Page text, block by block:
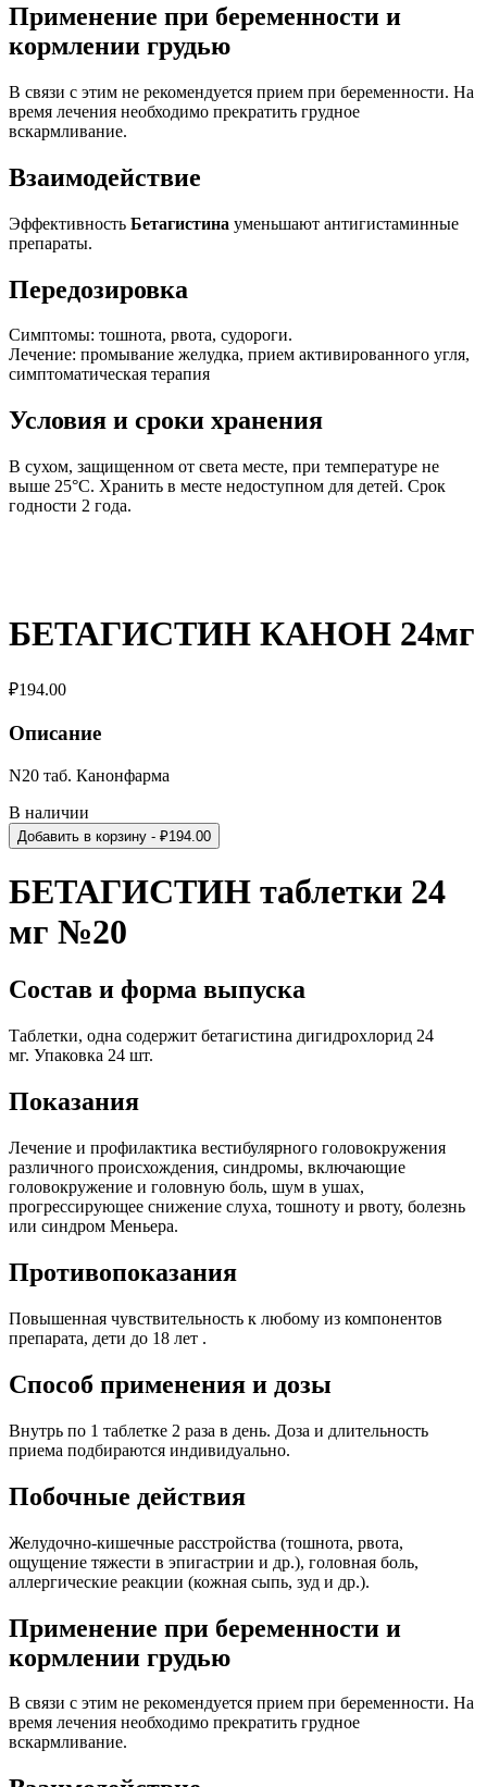
Применение при беременности и
кормлении грудью
В связи с этим не рекомендуется прием при беременности. На
время лечения необходимо прекратить грудное
вскармливание.
Взаимодействие
Эффективность Бетагистина уменьшают антигистаминные
препараты.
Передозировка
Симптомы: тошнота, рвота, судороги.
Лечение: промывание желудка, прием активированного угля,
симптоматическая терапия
Условия и сроки хранения
В сухом, защищенном от света месте, при температуре не
выше 25°С. Хранить в месте недоступном для детей. Срок
годности 2 года.
БЕТАГИСТИН КАНОН 24мг
₽194.00
Описание
N20 таб. Канонфарма
В наличии
Добавить в корзину - ₽194.00
БЕТАГИСТИН таблетки 24
мг №20
Состав и форма выпуска
Таблетки, одна содержит бетагистина дигидрохлорид 24
мг. Упаковка 24 шт.
Показания
Лечение и профилактика вестибулярного головокружения
различного происхождения, синдромы, включающие
головокружение и головную боль, шум в ушах,
прогрессирующее снижение слуха, тошноту и рвоту, болезнь
или синдром Меньера.
Противопоказания
Повышенная чувствительность к любому из компонентов
препарата, дети до 18 лет .
Способ применения и дозы
Внутрь по 1 таблетке 2 раза в день. Доза и длительность
приема подбираются индивидуально.
Побочные действия
Желудочно-кишечные расстройства (тошнота, рвота,
ощущение тяжести в эпигастрии и др.), головная боль,
аллергические реакции (кожная сыпь, зуд и др.).
Применение при беременности и
кормлении грудью
В связи с этим не рекомендуется прием при беременности. На
время лечения необходимо прекратить грудное
вскармливание.